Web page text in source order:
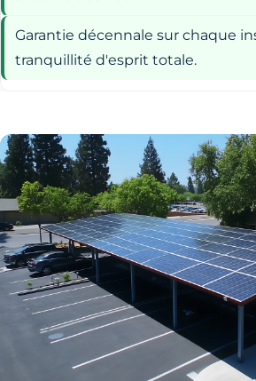
Garantie décennale sur chaque
tranquillité d'esprit totale.